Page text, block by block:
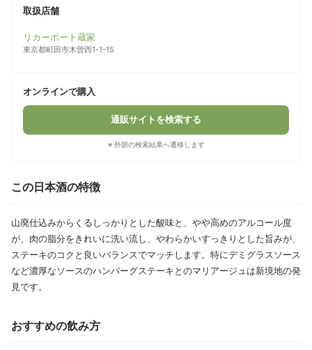
取扱店舗
リカーポート蔵家
東京都町田市木曽西1-1-15
オンラインで購入
通販サイトを検索する
※ 外部の検索結果へ遷移します
この日本酒の特徴
山廃仕込みからくるしっかりとした酸味と、やや高めのアルコール度
が、肉の脂分をきれいに洗い流し、やわらかいすっきりとした旨みが、
ステーキのコクと良いバランスでマッチします。特にデミグラスソース
など濃厚なソースのハンバーグステーキとのマリアージュは新境地の発
見です。
おすすめの飲み方